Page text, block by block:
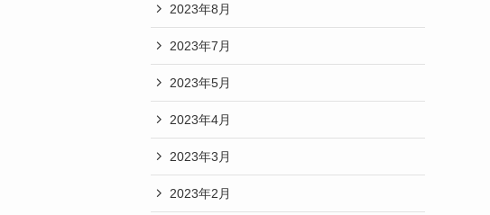
2023年8月
2023年7月
2023年5月
2023年4月
2023年3月
2023年2月